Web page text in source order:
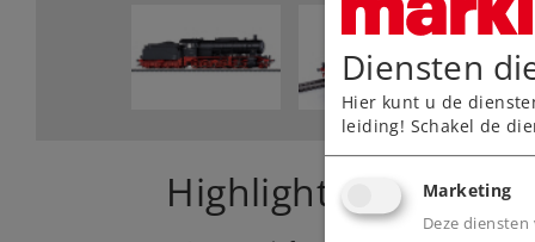
Highlights
Diensten
Hier kunt u de
leiding! Schakel de
Marketing
Deze